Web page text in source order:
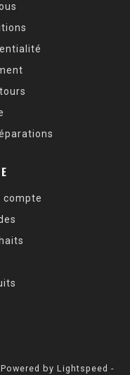
compte
by Lightspeed -